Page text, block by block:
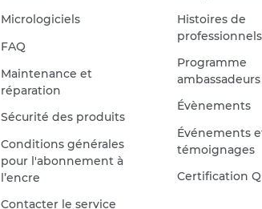
Micrologiciels
FAQ
Maintenance et
réparation
Sécurité des produits
Conditions générales
pour l'abonnement à
l’encre
Contacter le service
Histoires de
professionnels
Programme
Évènements
Événements
témoignages
Certification